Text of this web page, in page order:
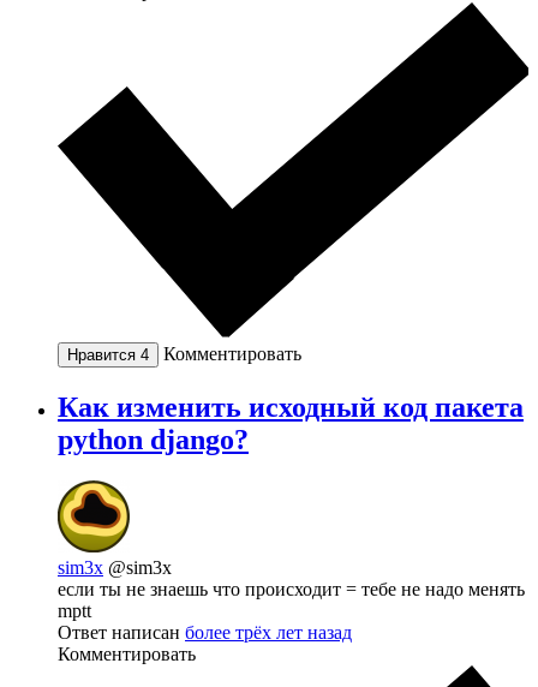
Нравится 4 Комментировать
Как изменить исходный код пакета
python django?
sim3x @sim3x
если ты не знаешь что происходит = тебе не надо менять
mptt
Ответ написан более трёх лет назад
Комментировать